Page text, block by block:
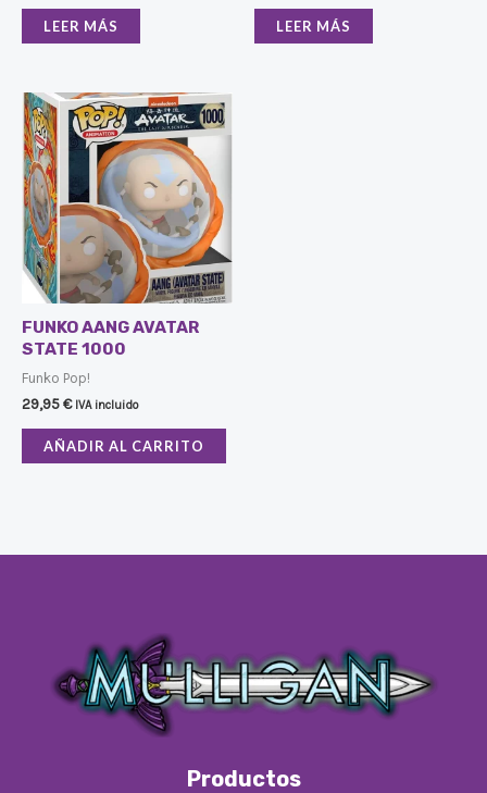
LEER MÁS LEER MÁS
FUNKO AANG AVATAR
STATE 1000
Funko Pop!
29,95€ IVA incluido
AÑADIR AL CARRITO
Productos